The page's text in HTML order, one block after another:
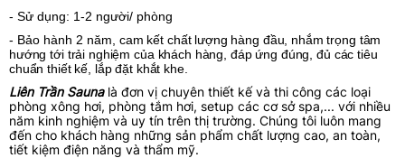
- Sử dụng: 1-2 người/ phòng
- Bảo hành 2 năm, cam kết chất lượng hàng đầu, nhắm trọng tâm
hướng tới trải nghiệm của khách hàng, đáp ứng đúng, đủ các tiêu
chuẩn thiết kế, lắp đặt khắt khe.
Liên Trần Saunalà đơn vị chuyên thiết kế và thi công các loại
phòng xông hơi, phòng tắm hơi, setup các cơ sở spa,... với nhiều
năm kinh nghiệm và uy tín trên thị trường. Chúng tôi luôn mang
đến cho khách hàng những sản phẩm chất lượng cao, an toàn,
tiết kiệm điện năng và thẩm mỹ.